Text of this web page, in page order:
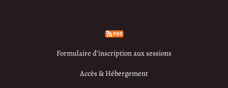
Formulaire d’inscription aux sessions
Accès & Hébergement